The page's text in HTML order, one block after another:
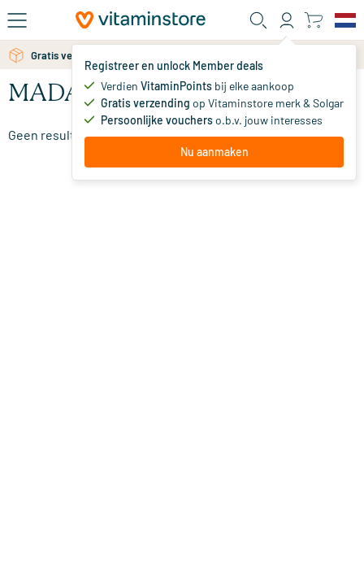
Ga naar de hoofdinhoud
Registreer en unlock Member deals
Verdien VitaminPoints bij elke aankoop
Gratis verzending op Vitaminstore merk & Solgar
Persoonlijke voucherso.b.v. jouw interesses
Nu aanmaken
Gratis verzending vanaf 25 euro
Gratis persoonlijk advies via chat of email
MADARA Toners
Geen resultaten gevonden